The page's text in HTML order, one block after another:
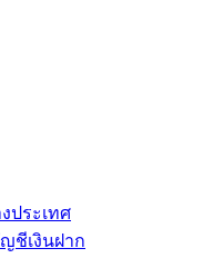
ประเทศ
ชีเงินฝาก